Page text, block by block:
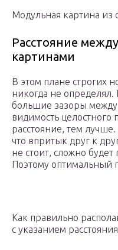
Модульная картина из
Расстояние
картинами
В этом плане строгих
никогда не определял.
большие зазоры
видимость
расстояние, тем
что впритык друг к
не стоит, сложно
Поэтому оптимальный
Как правильно
с указанием